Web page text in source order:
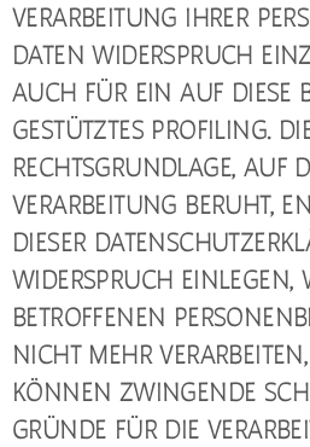
VERARBEITUNG IHRER
DATEN WIDERSPRUCH
AUCH FÜR EIN AUF DIESE
GESTÜTZTES PROFILING.
RECHTSGRUNDLAGE, AUF
VERARBEITUNG BERUHT,
DIESER
WIDERSPRUCH EINLEGEN,
BETROFFENEN
NICHT MEHR
KÖNNEN ZWINGENDE
GRÜNDE FÜR DIE